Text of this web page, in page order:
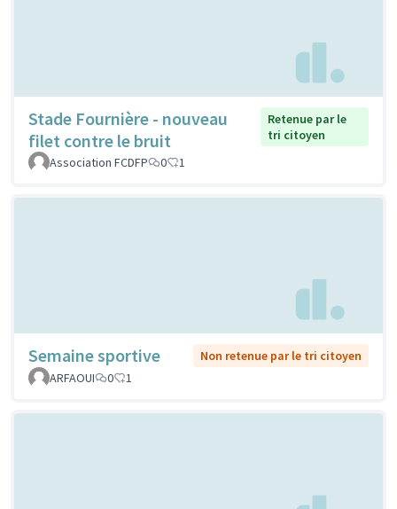
Stade Fournière - nouveau
filet contre le bruit
Retenue par le
tri citoyen
Association FCDFP
0 1
Semaine sportive
Non retenue par le tri citoyen
ARFAOUI
0 1